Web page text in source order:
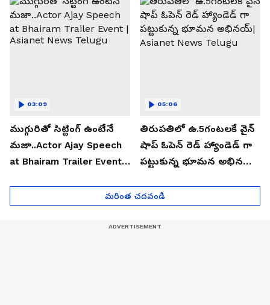
ముగ్గురితో సిట్టింగ్ ఉంటేనే
మజా..Actor Ajay Speech
at Bhairam Trailer Event |
03:09
తిరుపతిలో ఉ.5గంటలకే వైన్
షాప్ ఓపెన్ రెడ్ హ్యాండెడ్ గా
పట్టుకున్న భూమన అభినయ్|
05:06
మరింత చదవండి